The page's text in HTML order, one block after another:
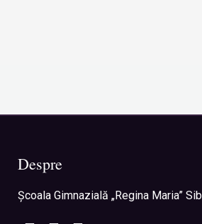
Despre
Şcoala Gimnazială „Regina Maria”